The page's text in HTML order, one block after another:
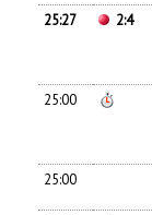
25:27 2:4
25:00
25:00